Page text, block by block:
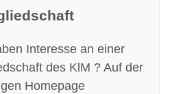
Interesse an einer
des KlM ? Auf der
Homepage